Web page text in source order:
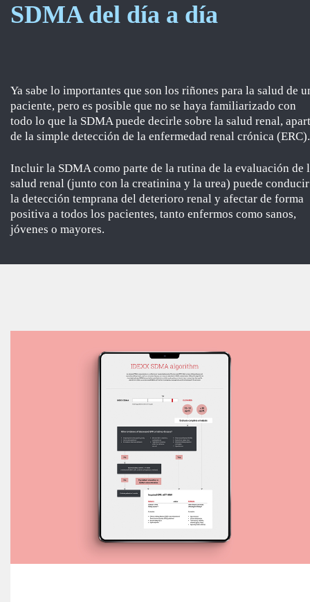
SDMA del día a día
Ya sabe lo importantes que son los riñones para la salud de
paciente, pero es posible que no se haya familiarizado con
todo lo que la SDMA puede decirle sobre la salud renal,
de la simple detección de la enfermedad renal crónica
Incluir la SDMA como parte de la rutina de la evaluación de
salud renal (junto con la creatinina y la urea) puede
la detección temprana del deterioro renal y afectar de forma
positiva a todos los pacientes, tanto enfermos como sanos,
jóvenes o mayores.